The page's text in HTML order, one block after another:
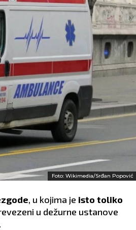
Foto: Wikimedia/Srđan Popović
, u kojima je isto toliko
u dežurne ustanove
.